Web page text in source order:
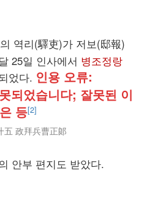
의 역리(驛吏)가 저보(邸報)
25일 인사에서 병조정랑
었다. 인용 오류:
되었습니다; 잘못된 이
등[2]
五 政拜兵曹正郞
안부 편지도 받았다.